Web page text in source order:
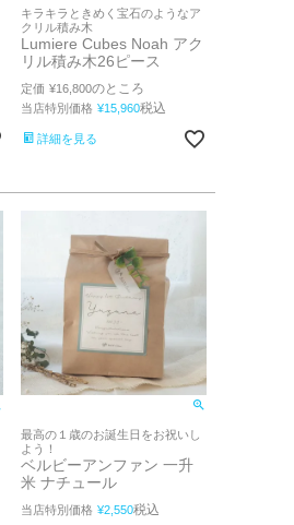
キラキラときめく宝石のようなア
クリル積み木
Lumiere Cubes Noah アク
リル積み木26ピース
定価 ¥16,800のところ
当店特別価格 ¥15,960税込
詳細を見る
最高の１歳のお誕生日をお祝いし
よう！
ベルビーアンファン 一升
米 ナチュール
当店特別価格 ¥2,550税込